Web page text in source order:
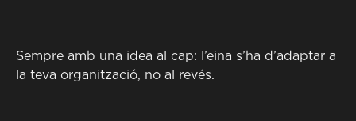
Sempre amb una idea al cap: l’eina s’ha d’adaptar a
la teva organització, no al revés.